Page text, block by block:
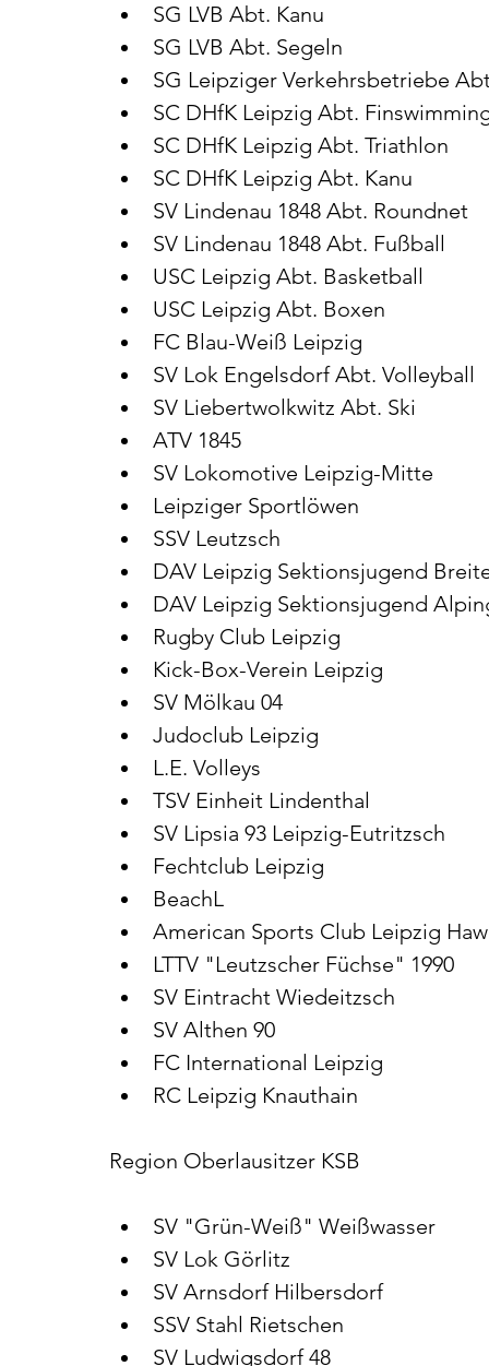
SG LVB Abt. Kanu
SG LVB Abt. Segeln
SG Leipziger Verkehrsbetriebe
SC DHfK Leipzig Abt.
SC DHfK Leipzig Abt. Triathlon
SC DHfK Leipzig Abt. Kanu
SV Lindenau 1848 Abt. Roundnet
SV Lindenau 1848 Abt. Fußball
USC Leipzig Abt. Basketball
USC Leipzig Abt. Boxen
FC Blau-Weiß Leipzig
SV Lok Engelsdorf Abt. Volleyball
SV Liebertwolkwitz Abt. Ski
ATV 1845
SV Lokomotive Leipzig-Mitte
Leipziger Sportlöwen
SSV Leutzsch
DAV Leipzig Sektionsjugend
DAV Leipzig Sektionsjugend
Rugby Club Leipzig
Kick-Box-Verein Leipzig
SV Mölkau 04
Judoclub Leipzig
L.E. Volleys
TSV Einheit Lindenthal
SV Lipsia 93 Leipzig-Eutritzsch
Fechtclub Leipzig
BeachL
American Sports Club Leipzig
LTTV "Leutzscher Füchse" 1990
SV Eintracht Wiedeitzsch
SV Althen 90
FC International Leipzig
RC Leipzig Knauthain
Region Oberlausitzer KSB
SV "Grün-Weiß" Weißwasser
SV Lok Görlitz
SV Arnsdorf Hilbersdorf
SSV Stahl Rietschen
SV Ludwigsdorf 48